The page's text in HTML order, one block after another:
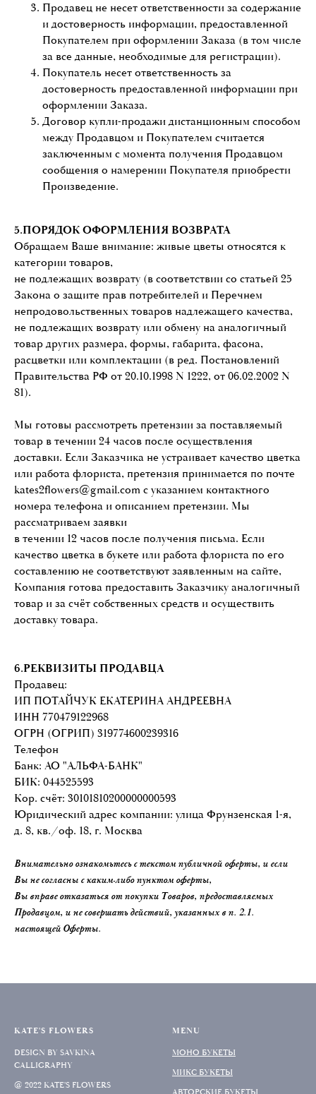
Продавец не несет ответственности за содержание
и достоверность информации, предоставленной
Покупателем при оформлении Заказа (в том числе
за все данные, необходимые для регистрации).
Покупатель несет ответственность за
достоверность предоставленной информации при
оформлении Заказа.
Договор купли-продажи дистанционным способом
между Продавцом и Покупателем считается
заключенным с момента получения Продавцом
сообщения о намерении Покупателя приобрести
Произведение.
5.ПОРЯДОК ОФОРМЛЕНИЯ ВОЗВРАТА
Обращаем Ваше внимание: живые цветы относятся к
категории товаров,
не подлежащих возврату (в соответствии со статьей 25
Закона о защите прав потребителей и Перечнем
непродовольственных товаров надлежащего качества,
не подлежащих возврату или обмену на аналогичный
товар других размера, формы, габарита, фасона,
расцветки или комплектации (в ред. Постановлений
Правительства РФ от 20.10.1998 N 1222, от 06.02.2002 N
81).
Мы готовы рассмотреть претензии за поставляемый
товар в течении 24 часов после осуществления
доставки. Если Заказчика не устраивает качество цветка
или работа флориста, претензия принимается по почте
kates2flowers@gmail.com c указанием контактного
номера телефона и описанием претензии. Мы
рассматриваем заявки
в течении 12 часов после получения письма. Если
качество цветка в букете или работа флориста по его
составлению не соответствуют заявленным на сайте,
Компания готова предоставить Заказчику аналогичный
товар и за счёт собственных средств и осуществить
доставку товара.
6.РЕКВИЗИТЫ ПРОДАВЦА
Продавец:
ИП ПОТАЙЧУК ЕКАТЕРИНА АНДРЕЕВНА
ИНН 770479122968
ОГРН (ОГРИП) 319774600239316
Телефон
Банк: АО "АЛЬФА-БАНК"
БИК: 044525593
Кор. счёт: 30101810200000000593
Юридический адрес компании: улица Фрунзенская 1-я,
д. 8, кв./оф. 18, г. Москва
Внимательно ознакомьтесь с текстом публичной оферты, и если
Вы не согласны с каким-либо пунктом оферты,
Вы вправе отказаться от покупки Товаров, предоставляемых
Продавцом, и не совершать действий, указанных в п. 2.1.
настоящей Оферты.
KATE'S FLOWERS
DESIGN BY SAVKINA
CALLIGRAPHY
@ 2022 KATE'S FLOWERS
MENU
МОНО БУКЕТЫ
МИКС БУКЕТЫ